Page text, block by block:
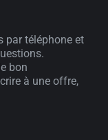
par téléphone et
bon
à une offre,